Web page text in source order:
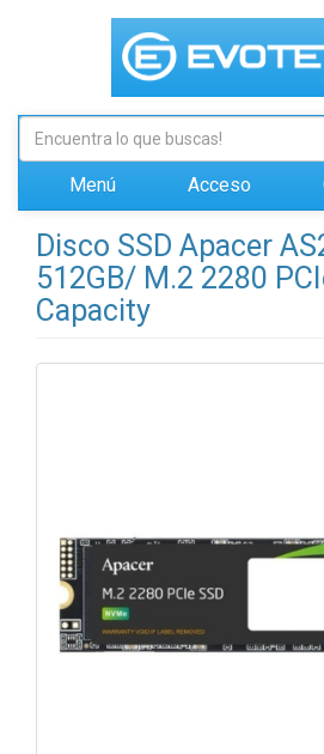
Menú Acceso
Disco SSD Apacer
512GB/ M.2 2280
Capacity